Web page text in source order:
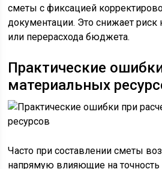
сметы с фиксацией
документации. Это снижает
или перерасхода бюджета.
Практические
материальных
Часто при составлении сметы
напрямую влияющие на точность